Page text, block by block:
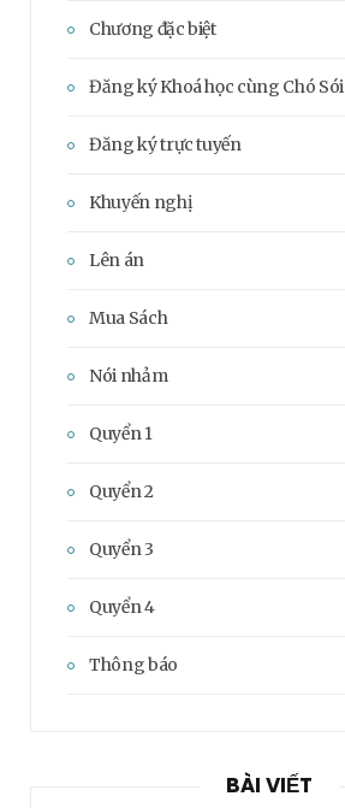
Chương đặc biệt
Đăng ký Khoá học cùng Chó Sói
Đăng ký trực tuyến
Khuyến nghị
Lên án
Mua Sách
Nói nhảm
Quyển 1
Quyển 2
Quyển 3
Quyển 4
Thông báo
BÀI VIẾT